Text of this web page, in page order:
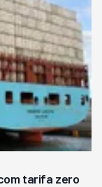
tarifa zero